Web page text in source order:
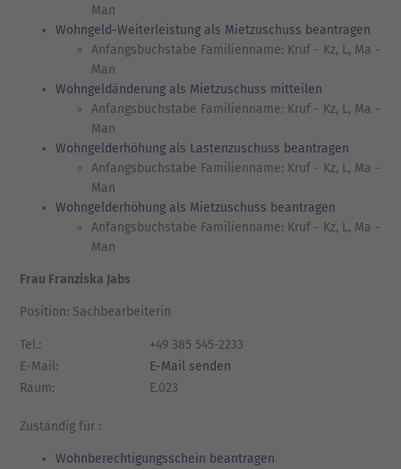
Man
Wohngeld-Weiterleistung als Mietzuschuss beantragen
Anfangsbuchstabe Familienname: Kruf - Kz, L, Ma -
Man
Wohngeldänderung als Mietzuschuss mitteilen
Anfangsbuchstabe Familienname: Kruf - Kz, L, Ma -
Man
Wohngelderhöhung als Lastenzuschuss beantragen
Anfangsbuchstabe Familienname: Kruf - Kz, L, Ma -
Man
Wohngelderhöhung als Mietzuschuss beantragen
Anfangsbuchstabe Familienname: Kruf - Kz, L, Ma -
Man
Frau Franziska Jabs
Position: Sachbearbeiterin
Tel.:
+49 385 545-2233
E-Mail:
E-Mail senden
Raum:
E.023
Zuständig für :
Wohnberechtigungsschein beantragen